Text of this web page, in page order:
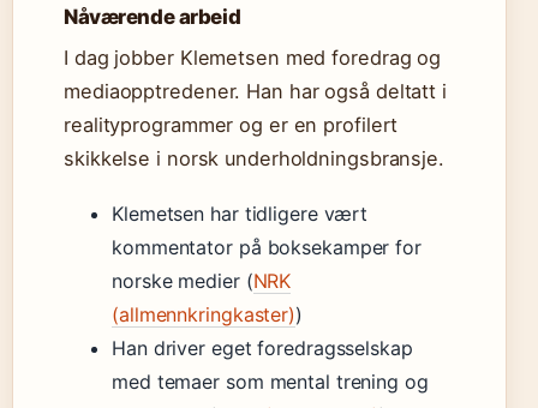
Nåværende arbeid
I dag jobber Klemetsen med foredrag og
mediaopptredener. Han har også deltatt i
realityprogrammer og er en profilert
skikkelse i norsk underholdningsbransje.
Klemetsen har tidligere vært
kommentator på boksekamper for
norske medier (NRK
(allmennkringkaster))
Han driver eget foredragsselskap
med temaer som mental trening og